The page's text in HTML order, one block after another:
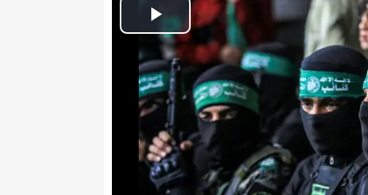
El grupo palestino reitera que
y dice que "hubiera preferido que